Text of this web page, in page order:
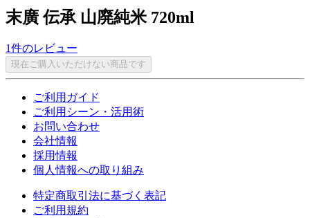
末廣 伝承 山廃純米 720ml
1件のレビュー
現在ご購入いただけない商品です
ご利用ガイド
ご利用シーン・活用術
お問い合わせ
会社情報
採用情報
個人情報への取り組み
特定商取引法に基づく表記
ご利用規約